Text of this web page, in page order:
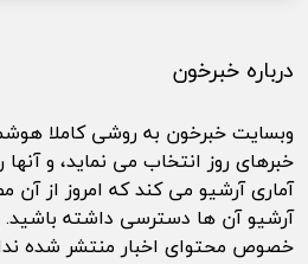
درباره خبرخون
وبسایت خبرخون به روشی کاملا
خبرهای روز انتخاب می نماید، و
آماری آرشیو می کند که امروز از آن
آرشیو آن ها دسترسی داشته
خصوص محتوای اخبار منتشر شده